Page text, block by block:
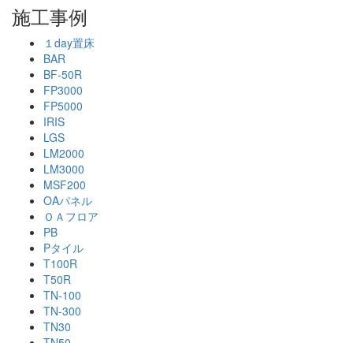
施工事例
１day置床
BAR
BF-50R
FP3000
FP5000
IRIS
LGS
LM2000
LM3000
MSF200
OAパネル
ＯＡフロア
PB
Pタイル
T100R
T50R
TN-100
TN-300
TN30